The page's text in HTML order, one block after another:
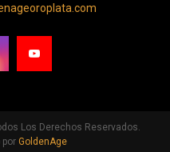
Los Derechos Reservados.
por GoldenAge